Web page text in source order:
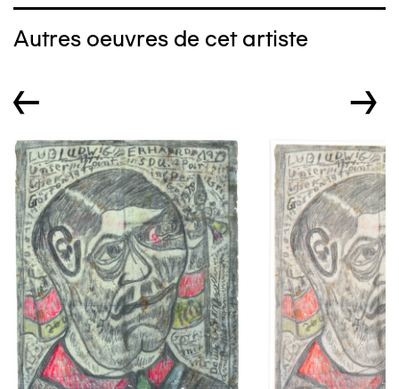
Autres oeuvres de cet artiste
← →